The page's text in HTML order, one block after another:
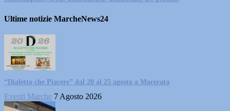
Ultime notizie MarcheNews24
“Dialetto che Piacere” dal 20 al 25 agosto a Macerata
Eventi Marche 7 Agosto 2026